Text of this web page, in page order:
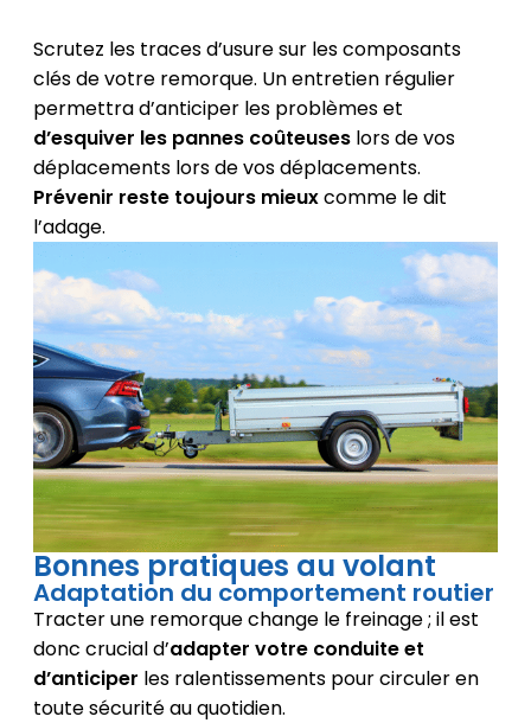
Scrutez les traces d’usure sur les composants
clés de votre remorque. Un entretien régulier
permettra d’anticiper les problèmes et
d’esquiver les pannes coûteuseslors de vos
déplacements lors de vos déplacements.
Prévenir reste toujours mieuxcomme le dit
l’adage.
Bonnes pratiques au volant
Adaptation du comportement routier
Tracter une remorque change le freinage ; il est
donc crucial d’adapter votre conduite et
d’anticiper les ralentissements pour circuler en
toute sécurité au quotidien.